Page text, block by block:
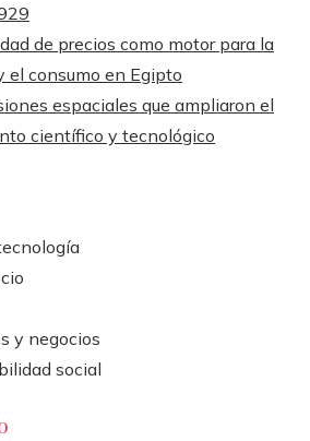
de precios como motor para la
el consumo en Egipto
espaciales que ampliaron el
científico y tecnológico
y negocios
social